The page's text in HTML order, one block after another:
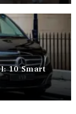
10 Smart